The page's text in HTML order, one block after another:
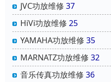
JVC功放维修 37
HiVi功放维修 25
YAMAHA功放维修 35
MARNATZ功放维修 32
音乐传真功放维修 36